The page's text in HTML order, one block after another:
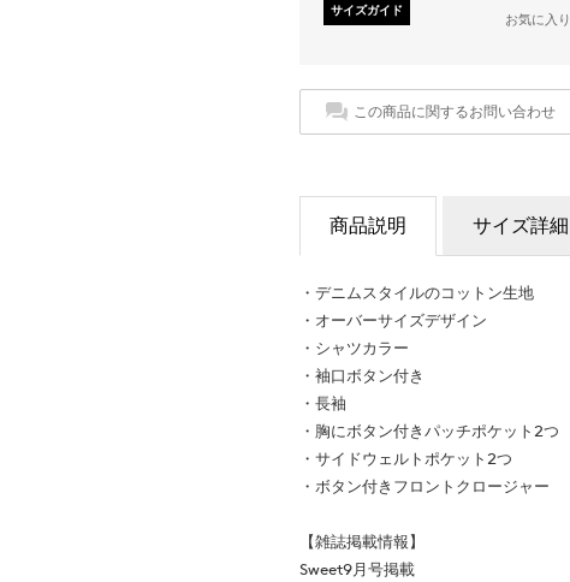
サイズガイド
お気に入
この商品に関するお問い合わせ
商品説明 サイズ詳細
・デニムスタイルのコットン生地
・オーバーサイズデザイン
・シャツカラー
・袖口ボタン付き
・長袖
・胸にボタン付きパッチポケット2つ
・サイドウェルトポケット2つ
・ボタン付きフロントクロージャー
【雑誌掲載情報】
Sweet9月号掲載